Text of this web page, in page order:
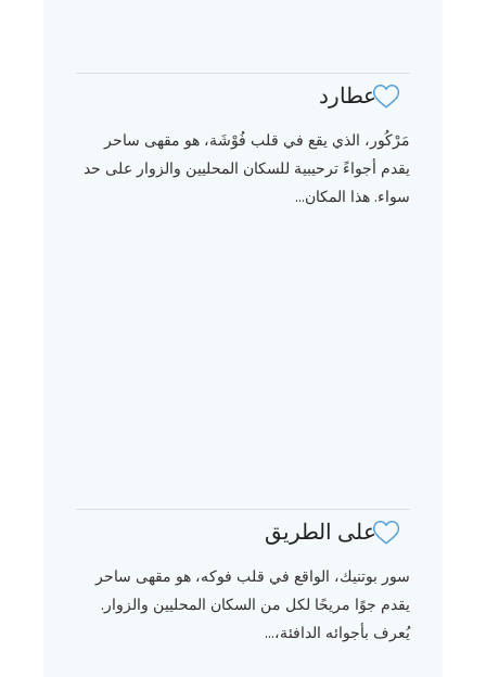
عطارد
مَرْكُور، الذي يقع في قلب فُوْشَة، هو مقهى ساحر
يقدم أجواءً ترحيبية للسكان المحليين والزوار على حد
سواء. هذا المكان...
على الطريق
سور بوتنيك، الواقع في قلب فوكه، هو مقهى ساحر
يقدم جوًا مريحًا لكل من السكان المحليين والزوار.
يُعرف بأجوائه الدافئة،...